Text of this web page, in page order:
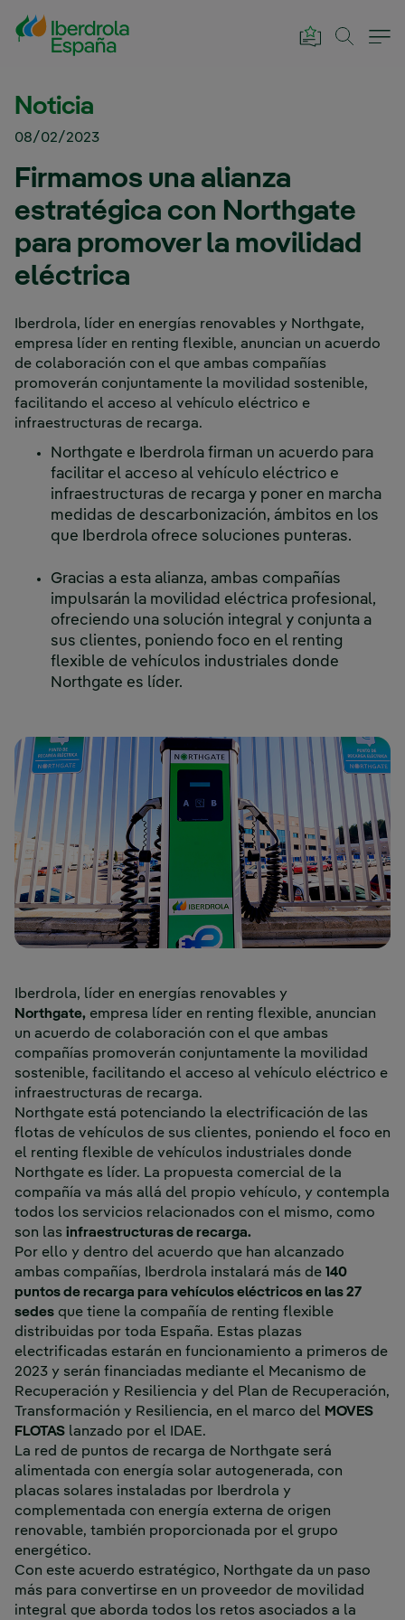
Saltar al contenido principal
Noticia
08/02/2023
Firmamos una alianza
estratégica con Northgate
para promover la movilidad
eléctrica
Iberdrola, líder en energías renovables y Northgate,
empresa líder en renting flexible, anuncian un acuerdo
de colaboración con el que ambas compañías
promoverán conjuntamente la movilidad sostenible,
facilitando el acceso al vehículo eléctrico e
infraestructuras de recarga.
Northgate e Iberdrola firman un acuerdo para
facilitar el acceso al vehículo eléctrico e
infraestructuras de recarga y poner en marcha
medidas de descarbonización, ámbitos en los
que Iberdrola ofrece soluciones punteras.
Gracias a esta alianza, ambas compañías
impulsarán la movilidad eléctrica profesional,
ofreciendo una solución integral y conjunta a
sus clientes, poniendo foco en el renting
flexible de vehículos industriales donde
Northgate es líder.
Iberdrola, líder en energías renovables y
Northgate, empresa líder en renting flexible, anuncian
un acuerdo de colaboración con el que ambas
compañías promoverán conjuntamente la movilidad
sostenible, facilitando el acceso al vehículo eléctrico e
infraestructuras de recarga.
Northgate está potenciando la electrificación de las
flotas de vehículos de sus clientes, poniendo el foco en
el renting flexible de vehículos industriales donde
Northgate es líder. La propuesta comercial de la
compañía va más allá del propio vehículo, y contempla
todos los servicios relacionados con el mismo, como
son las infraestructuras de recarga.
Por ello y dentro del acuerdo que han alcanzado
ambas compañías, Iberdrola instalará más de 140
puntos de recarga para vehículos eléctricos en las 27
sedes que tiene la compañía de renting flexible
distribuidas por toda España. Estas plazas
electrificadas estarán en funcionamiento a primeros de
2023 y serán financiadas mediante el Mecanismo de
Recuperación y Resiliencia y del Plan de Recuperación,
Transformación y Resiliencia, en el marco del MOVES
FLOTAS lanzado por el IDAE.
La red de puntos de recarga de Northgate será
alimentada con energía solar autogenerada, con
placas solares instaladas por Iberdrola y
complementada con energía externa de origen
renovable, también proporcionada por el grupo
energético.
Con este acuerdo estratégico, Northgate da un paso
más para convertirse en un proveedor de movilidad
integral que aborda todos los retos asociados a la